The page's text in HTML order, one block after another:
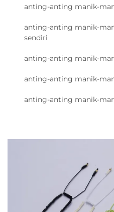
anting-anting manik-
anting-anting manik-
sendiri
anting-anting manik-
anting-anting manik-
anting-anting manik-